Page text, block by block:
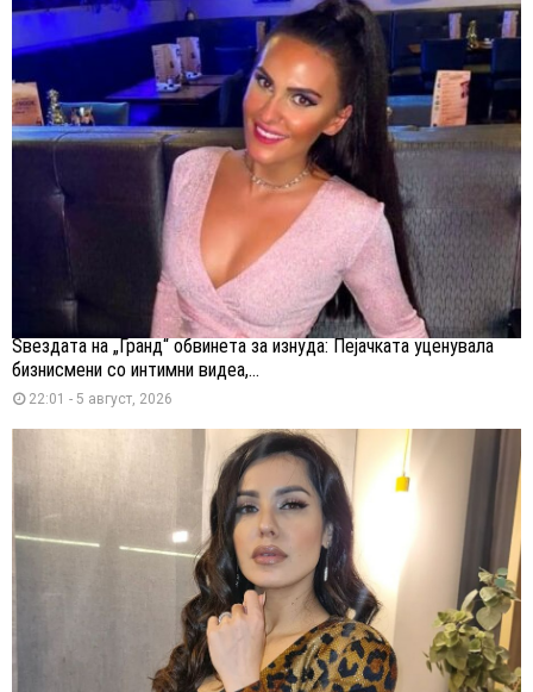
Ѕвездата на „Гранд“ обвинета за изнуда: Пејачката уценувала
бизнисмени со интимни видеа,...
22:01 - 5 август, 2026